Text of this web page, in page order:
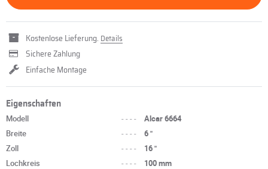
Kostenlose Lieferung. Details
Sichere Zahlung
Einfache Montage
Eigenschaften
Modell ----
Alcar 6664
Breite
----
6 "
Zoll
----
16 "
Lochkreis
----
100 mm